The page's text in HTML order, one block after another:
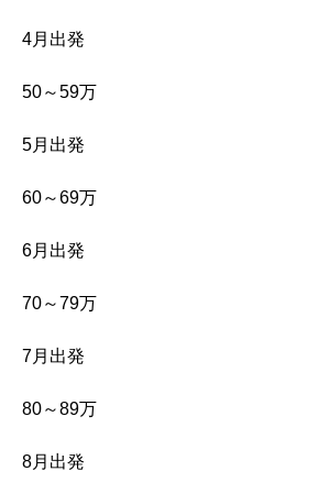
4月出発
50～59万
5月出発
60～69万
6月出発
70～79万
7月出発
80～89万
8月出発